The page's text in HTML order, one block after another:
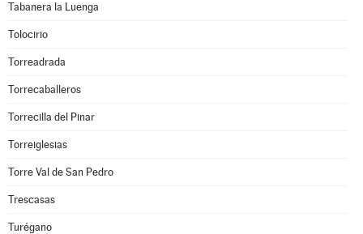
Tabanera la Luenga
Tolocirio
Torreadrada
Torrecaballeros
Torrecilla del Pinar
Torreiglesias
Torre Val de San Pedro
Trescasas
Turégano